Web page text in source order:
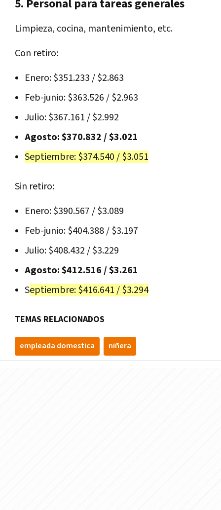
5. Personal para tareas generales
Limpieza, cocina, mantenimiento, etc.
Con retiro:
Enero: $351.233 / $2.863
Feb-junio: $363.526 / $2.963
Julio: $367.161 / $2.992
Agosto: $370.832 / $3.021
Septiembre: $374.540 / $3.051
Sin retiro:
Enero: $390.567 / $3.089
Feb-junio: $404.388 / $3.197
Julio: $408.432 / $3.229
Agosto: $412.516 / $3.261
Septiembre: $416.641 / $3.294
TEMAS RELACIONADOS
empleada domestica niñera